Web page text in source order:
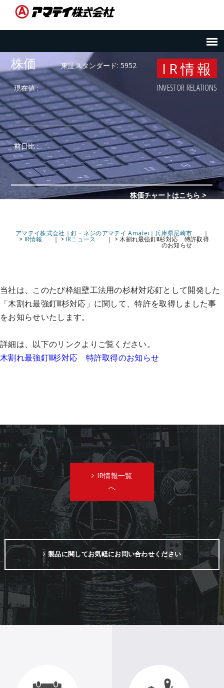
IR情報
INVESTOR RELATIONS
アマテイ株式会社｜釘・ネジのアマテイ Amatei｜兵庫県尼崎市
> IR情報 > IRニュース >木割れ最強釘Ⅱ杉対応 特許取得
のお知らせ
当社は、このたび枠組壁工法用の杉材対応釘として開発した
「木割れ最強釘Ⅱ杉対応」に関して、特許を取得しました事
をお知らせいたします。
詳細は、以下のリンクよりご覧ください。
木割れ最強釘Ⅱ杉対応 特許取得のお知らせ
«前の記事へ
IR情報一覧
へ
次の記事へ
製品に関してお気軽にお問い合わせください